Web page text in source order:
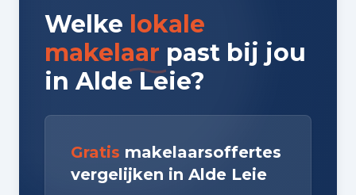
Welke lokale
makelaar past bij jou
in Alde Leie?
Gratis makelaarsoffertes
vergelijken in Alde Leie